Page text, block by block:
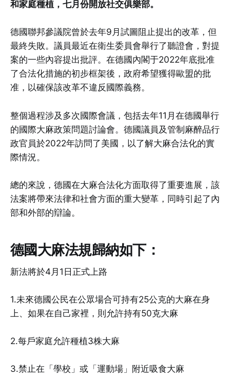
和家庭種植，七月份開放社交俱樂部。
德國聯邦參議院曾於去年9月試圖阻止提出的改革，但
最終失敗。議員最近在衛生委員會舉行了聽證會，對提
案的一些內容提出批評。在德國內閣于2022年底批准
了合法化措施的初步框架後，政府希望獲得歐盟的批
准，以確保該改革不違反國際義務。
整個過程涉及多次國際會議，包括去年11月在德國舉行
的國際大麻政策問題討論會。德國議員及管制麻醉品行
政官員於2022年訪問了美國，以了解大麻合法化的實
際情況。
總的來說，德國在大麻合法化方面取得了重要進展，該
法案將帶來法律和社會方面的重大變革，同時引起了內
部和外部的辯論。
德國大麻法規歸納如下：
新法將於4月1日正式上路
1.未來德國公民在公眾場合可持有25公克的大麻在身
上、如果在自己家裡，則允許持有50克大麻
2.每戶家庭允許種植3株大麻
3.禁止在「學校」或「運動場」附近吸食大麻